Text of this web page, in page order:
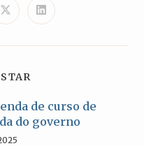
Abre
em
nova
Abre
em
nova
de curso de
do governo